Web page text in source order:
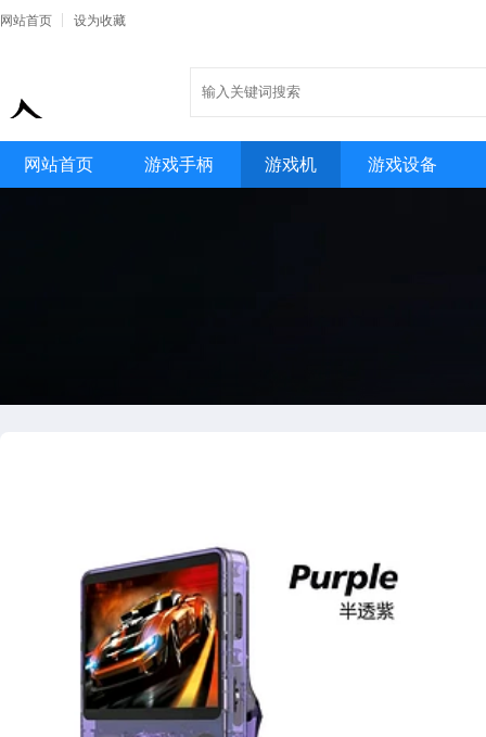
网站首页 设为收藏
网站首页 游戏手柄 游戏机 游戏设备